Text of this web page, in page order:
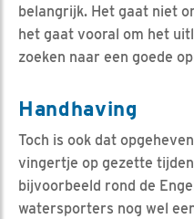
belangrijk. Het gaat niet
het gaat vooral om het
zoeken naar een goede
Handhaving
Toch is ook dat
vingertje op gezette
bijvoorbeeld rond de
watersporters nog wel